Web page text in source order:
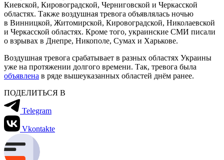
Киевской, Кировоградской, Черниговской и Черкасской
областях. Также воздушная тревога объявлялась ночью
в Винницкой, Житомирской, Кировоградской, Николаевской
и Черкасской областях. Кроме того, украинские СМИ писали
о взрывах в Днепре, Никополе, Сумах и Харькове.
Воздушная тревога срабатывает в разных областях Украины
уже на протяжении долгого времени. Так, тревога была
объявлена в ряде вышеуказанных областей днём ранее.
ПОДЕЛИТЬСЯ В
Telegram
Vkontakte